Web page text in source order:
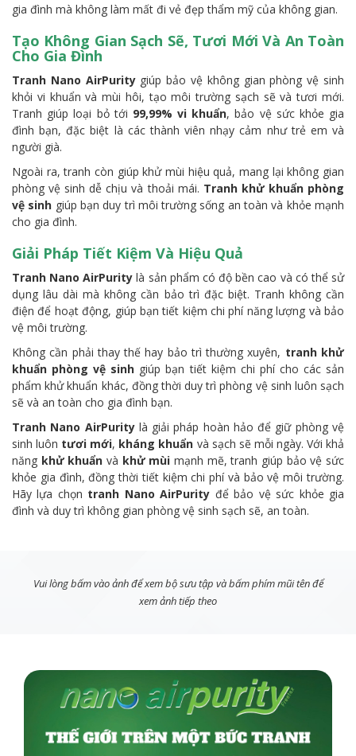
gia đình mà không làm mất đi vẻ đẹp thẩm mỹ của không gian.
Tạo Không Gian Sạch Sẽ, Tươi Mới Và An Toàn
Cho Gia Đình
Tranh Nano AirPuritygiúp bảo vệ không gian phòng vệ sinh
khỏi vi khuẩn và mùi hôi, tạo môi trường sạch sẽ và tươi mới.
Tranh giúp loại bỏ tới 99,99% vi khuẩn, bảo vệ sức khỏe gia
đình bạn, đặc biệt là các thành viên nhạy cảm như trẻ em và
người già.
Ngoài ra, tranh còn giúp khử mùi hiệu quả, mang lại không gian
phòng vệ sinh dễ chịu và thoải mái. Tranh khử khuẩn phòng
vệ sinh giúp bạn duy trì môi trường sống an toàn và khỏe mạnh
cho gia đình.
Giải Pháp Tiết Kiệm Và Hiệu Quả
Tranh Nano AirPurity là sản phẩm có độ bền cao và có thể sử
dụng lâu dài mà không cần bảo trì đặc biệt. Tranh không cần
điện để hoạt động, giúp bạn tiết kiệm chi phí năng lượng và bảo
vệ môi trường.
Không cần phải thay thế hay bảo trì thường xuyên, tranh khử
khuẩn phòng vệ sinh giúp bạn tiết kiệm chi phí cho các sản
phẩm khử khuẩn khác, đồng thời duy trì phòng vệ sinh luôn sạch
sẽ và an toàn cho gia đình bạn.
Tranh Nano AirPuritylà giải pháp hoàn hảo để giữ phòng vệ
sinh luôn tươi mới, kháng khuẩn và sạch sẽ mỗi ngày. Với khả
năng khử khuẩn và khử mùi mạnh mẽ, tranh giúp bảo vệ sức
khỏe gia đình, đồng thời tiết kiệm chi phí và bảo vệ môi trường.
Hãy lựa chọn tranh Nano AirPurity để bảo vệ sức khỏe gia
đình và duy trì không gian phòng vệ sinh sạch sẽ, an toàn.
Vui lòng bấm vào ảnh để xem bộ sưu tập và bấm phím mũi tên để
xem ảnh tiếp theo